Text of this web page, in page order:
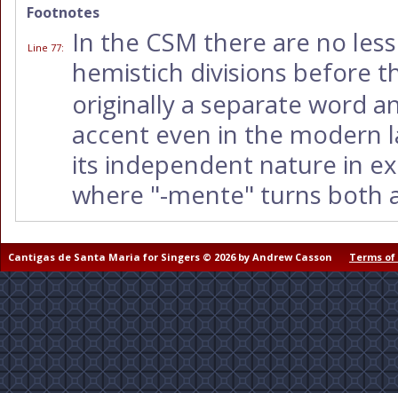
Footnotes
Line 77:
In the CSM there are no
hemistich divisions before
originally a separate word
accent even in the modern
its independent nature in
where "-mente" turns both
Cantigas de Santa Maria for Singers © 2026 by Andrew Casson Terms of